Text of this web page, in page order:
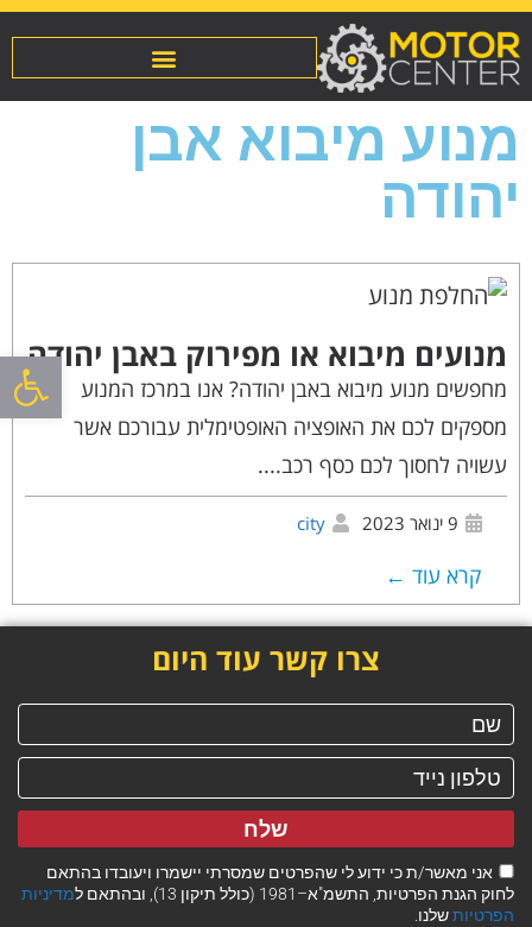
פתח
מנוע מיבוא אבן
יהודה
מנועים מיבוא או מפירוק באבן יהודה
מחפשים מנוע מיבוא באבן יהודה? אנו במרכז המנוע
מספקים לכם את האופציה האופטימלית עבורכם אשר
עשויה לחסוך לכם כסף רכב....
9 ינואר 2023 city
קרא עוד ←
צרו קשר עוד היום
אני מאשר/ת כי ידוע לי שהפרטים שמסרתי יישמרו ויעובדו בהתאם
לחוק הגנת הפרטיות, התשמ"א–1981 (כולל תיקון 13), ובהתאם ל
מדיניות
הפרטיותשלנו.
שלח